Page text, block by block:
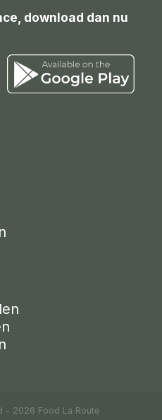
download dan nu
- 2026 Food La Route